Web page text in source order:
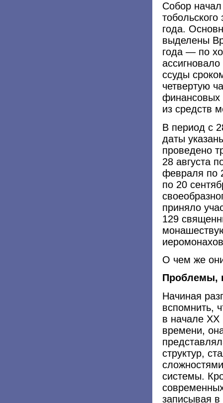
Собор
года.
выделены
года — по
ссуды
четвертую
финансовых
из средств
В период с
даты
проведено
28 августа
февраля по
по 20
приняло
129
О чем же
Проблемы,
Начиная
вспомнить,
в начале XX
времени,
структур,
системы.
записывая